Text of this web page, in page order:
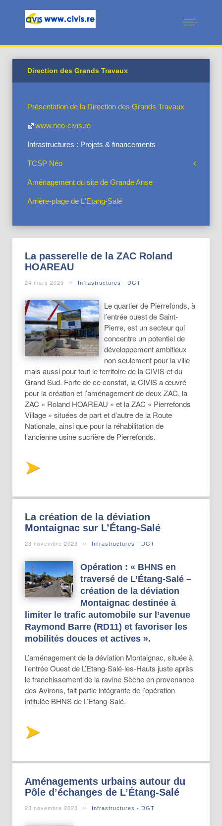
Direction des Grands Travaux
Présentation de la Direction des Grands Travaux
www.neo-civis.re
Infrastructures : Projets & financements
TCSP Néo
Aménagement du site de Grande Anse
Arrière-plage de L'Etang-Salé
La passerelle de la ZAC Roland
HOAREAU
24 mars 2025 Infrastructures - DGT
Le quartier de Pierrefonds, à
l’entrée ouest de Saint-
Pierre, est un secteur qui
concentre un potentiel de
développement ambitieux
non seulement pour la ville
mais aussi pour tout le territoire de la CIVIS et du
Grand Sud. Forte de ce constat, la CIVIS a œuvré
pour la création et l’aménagement de deux ZAC, la
ZAC « Roland HOAREAU » et la ZAC « Pierrefonds
Village » situées de part et d’autre de la Route
Nationale, ainsi que pour la réhabilitation de
l’ancienne usine sucrière de Pierrefonds.
La création de la déviation
Montaignac sur L’Étang-Salé
23 novembre 2023 Infrastructures - DGT
Opération : « BHNS en
traversé de L’Étang-Salé –
création de la déviation
Montaignac destinée à
limiter le trafic automobile sur l’avenue
Raymond Barre (RD11) et favoriser les
mobilités douces et actives ».
L’aménagement de la déviation Montaignac, située à
l’entrée Ouest de L’Etang-Salé-les-Hauts juste après
le franchissement de la ravine Sèche en provenance
des Avirons, fait partie intégrante de l’opération
intitulée BHNS de L’Etang-Salé.
Aménagements urbains autour du
Pôle d’échanges de L’Étang-Salé
23 novembre 2023 Infrastructures - DGT